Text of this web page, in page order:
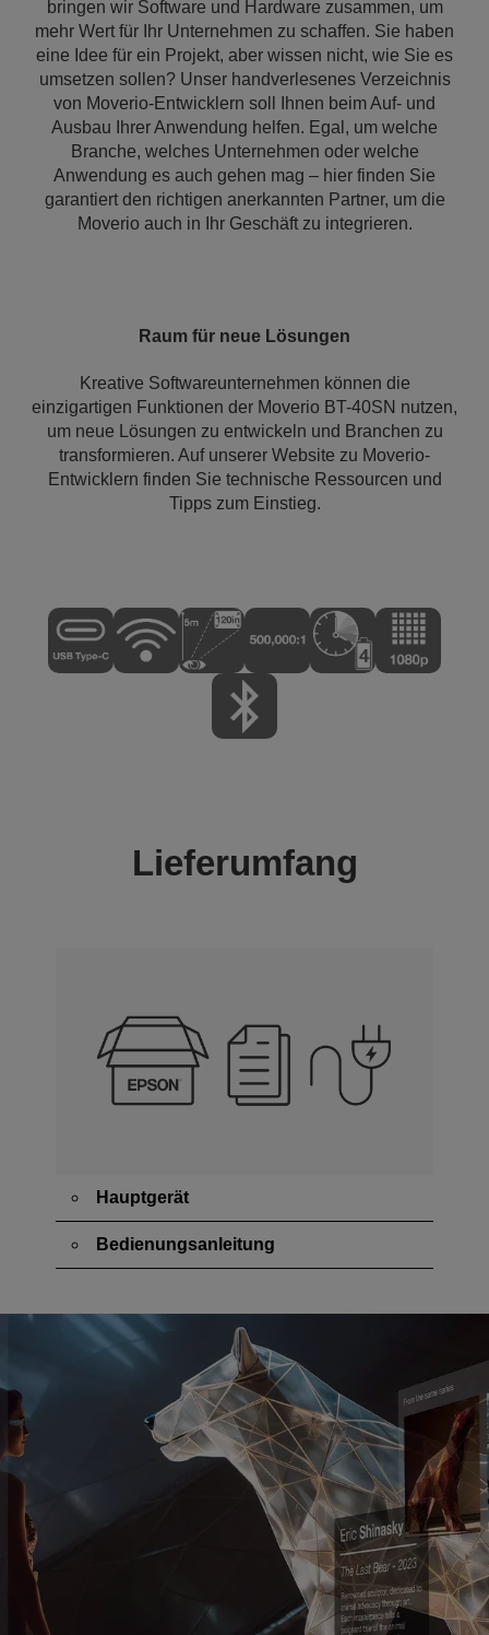
bringen wir Software und Hardware zusammen, um
mehr Wert für Ihr Unternehmen zu schaffen. Sie haben
eine Idee für ein Projekt, aber wissen nicht, wie Sie es
umsetzen sollen? Unser handverlesenes Verzeichnis
von Moverio-Entwicklern soll Ihnen beim Auf- und
Ausbau Ihrer Anwendung helfen. Egal, um welche
Branche, welches Unternehmen oder welche
Anwendung es auch gehen mag – hier finden Sie
garantiert den richtigen anerkannten Partner, um die
Moverio auch in Ihr Geschäft zu integrieren.
Raum für neue Lösungen
Kreative Softwareunternehmen können die
einzigartigen Funktionen der Moverio BT-40SN nutzen,
um neue Lösungen zu entwickeln und Branchen zu
transformieren. Auf unserer Website zu Moverio-
Entwicklern finden Sie technische Ressourcen und
Tipps zum Einstieg.
Lieferumfang
Hauptgerät
Bedienungsanleitung